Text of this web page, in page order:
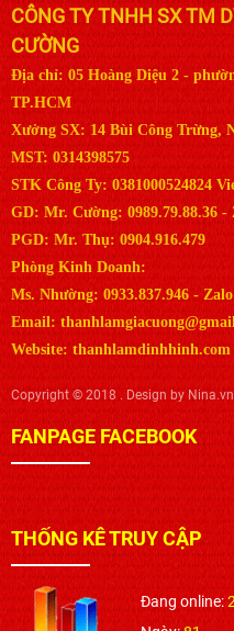
CÔNG TY TNHH SX TM
CƯỜNG
Địa chỉ: 05 Hoàng Diệu 2 -
TP.HCM
Xưởng SX: 14 Bùi Công Trừng,
MST: 0314398575
STK Công Ty: 0381000524824
GD: Mr. Cường: 0989.79.88.36 -
PGD: Mr. Thụ: 0904.916.479
Phòng Kinh Doanh:
Ms. Nhường: 0933.837.946 -
Email:
Website: thanhlamdinhhinh.com
Copyright © 2018 . Design by Nina.vn
FANPAGE FACEBOOK
THỐNG KÊ TRUY CẬP
Đang online:2